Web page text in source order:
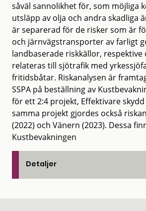
såväl sannolikhet för, som möjliga
utsläpp av olja och andra skadliga
är separerad för de risker som är
och järnvägstransporter av farligt
landbaserade riskkällor, respektive
relateras till sjötrafik med
fritidsbåtar. Riskanalysen är
SSPA på beställning av
för ett 2:4 projekt, Effektivare
samma projekt gjordes också
(2022) och Vänern (2023). Dessa
Kustbevakningen
Detaljer